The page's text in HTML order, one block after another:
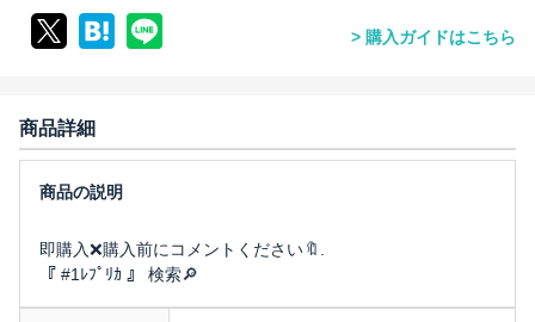
購入ガイドはこちら
商品詳細
即購入❌購入前にコメントください🔖.
『 #1ﾚﾌﾟﾘｶ 』 検索🔎